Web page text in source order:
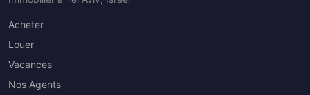
Acheter
Louer
Vacances
Nos Agents